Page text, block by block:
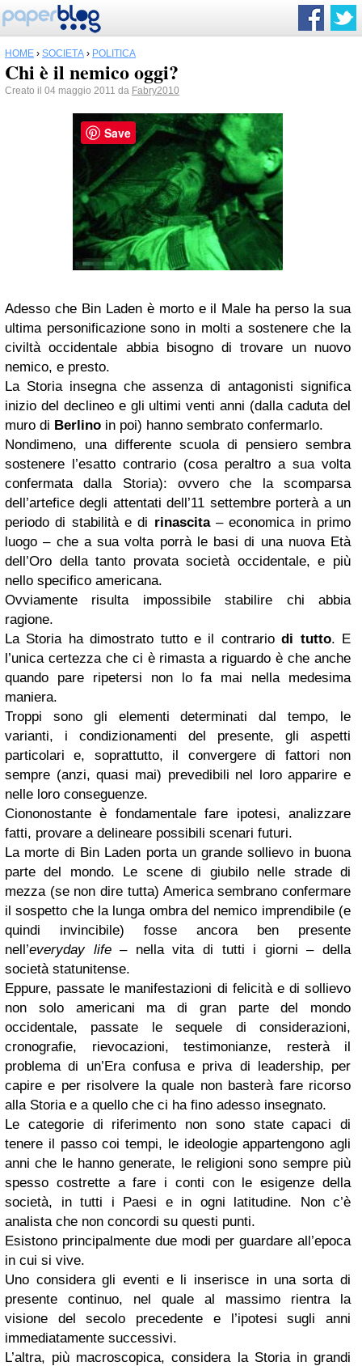
HOME › SOCIETÀ › POLITICA
Chi è il nemico oggi?
Creato il 04 maggio 2011 da Fabry2010
Adesso che Bin Laden è morto e il Male ha perso la sua
ultima personificazione sono in molti a sostenere che la
civiltà occidentale abbia bisogno di trovare un nuovo
nemico, e presto.
La Storia insegna che assenza di antagonisti significa
inizio del declineo e gli ultimi venti anni (dalla caduta del
muro di Berlino in poi) hanno sembrato confermarlo.
Nondimeno, una differente scuola di pensiero sembra
sostenere l’esatto contrario (cosa peraltro a sua volta
confermata dalla Storia): ovvero che la scomparsa
dell’artefice degli attentati dell’11 settembre porterà a un
periodo di stabilità e di rinascita– economica in primo
luogo – che a sua volta porrà le basi di una nuova Età
dell’Oro della tanto provata società occidentale, e più
nello specifico americana.
Ovviamente risulta impossibile stabilire chi abbia
ragione.
La Storia ha dimostrato tutto e il contrariodi tutto. E
l’unica certezza che ci è rimasta a riguardo è che anche
quando pare ripetersi non lo fa mai nella medesima
maniera.
Troppi sono gli elementi determinati dal tempo, le
varianti, i condizionamenti del presente, gli aspetti
particolari e, soprattutto, il convergere di fattori non
sempre (anzi, quasi mai) prevedibili nel loro apparire e
nelle loro conseguenze.
Ciononostante è fondamentale fare ipotesi, analizzare
fatti, provare a delineare possibili scenari futuri.
La morte di Bin Laden porta un grande sollievo in buona
parte del mondo. Le scene di giubilo nelle strade di
mezza (se non dire tutta) America sembrano confermare
il sospetto che la lunga ombra del nemico imprendibile (e
quindi invincibile) fosse ancora ben presente
nell’everyday life– nella vita di tutti i giorni – della
società statunitense.
Eppure, passate le manifestazioni di felicità e di sollievo
non solo americani ma di gran parte del mondo
occidentale, passate le sequele di considerazioni,
cronografie, rievocazioni, testimonianze, resterà il
problema di un’Era confusa e priva di leadership, per
capire e per risolvere la quale non basterà fare ricorso
alla Storia e a quello che ci ha fino adesso insegnato.
Le categorie di riferimento non sono state capaci di
tenere il passo coi tempi, le ideologie appartengono agli
anni che le hanno generate, le religioni sono sempre più
spesso costrette a fare i conti con le esigenze della
società, in tutti i Paesi e in ogni latitudine. Non c’è
analista che non concordi su questi punti.
Esistono principalmente due modi per guardare all’epoca
in cui si vive.
Uno considera gli eventi e li inserisce in una sorta di
presente continuo, nel quale al massimo rientra la
visione del secolo precedente e l’ipotesi sugli anni
immediatamente successivi.
L’altra, più macroscopica, considera la Storia in grandi
Save